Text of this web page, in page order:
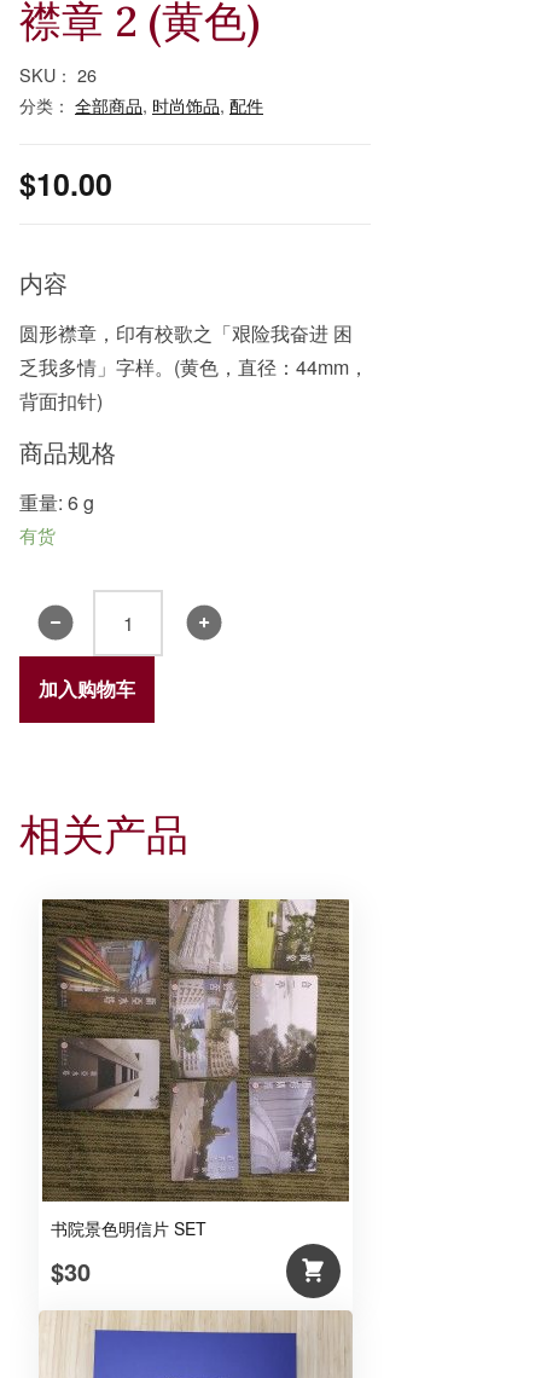
襟章 2 (黄色)
SKU： 26
分类： 全部商品, 时尚饰品, 配件
$10.00
内容
圆形襟章，印有校歌之「艰险我奋进 困
乏我多情」字样。(黄色，直径：44mm，
背面扣针)
商品规格
重量: 6 g
有货
2
(黄
加入购物车
相关产品
书院景色明信片 SET
$30